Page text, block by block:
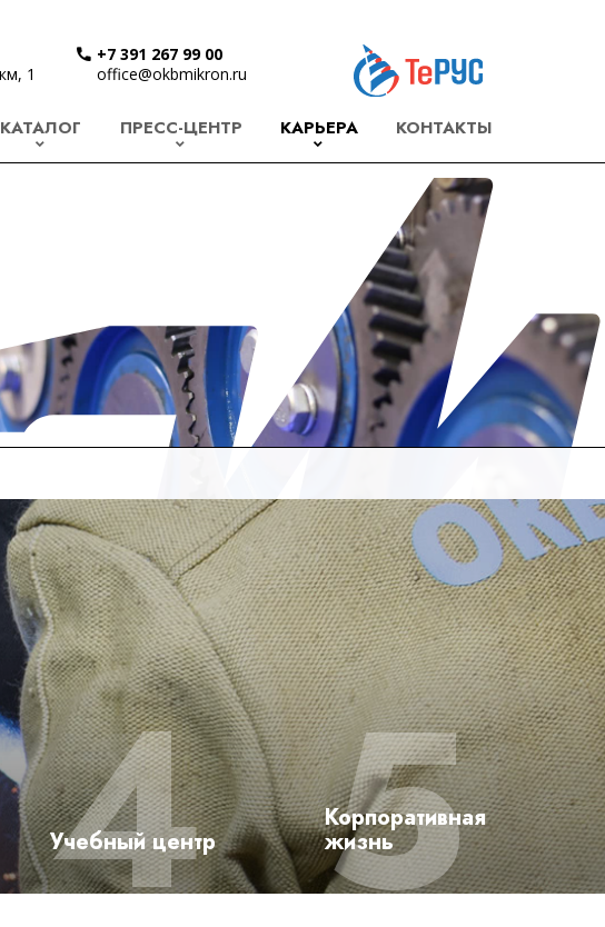
1
+7 391 267 99 00
office@okbmikron.ru
КАТАЛОГ ПРЕСС-ЦЕНТР КАРЬЕРА КОНТАКТЫ
Учебный центр
Корпоративная
жизнь